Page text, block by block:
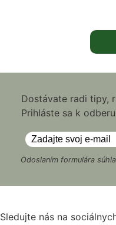
Dostávate radi tipy,
Prihláste sa k
Odoslaním formulára
Sledujte nás na